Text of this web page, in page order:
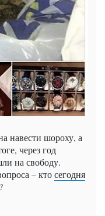
навести шороху, а
через год
на свободу.
– ктосегодня